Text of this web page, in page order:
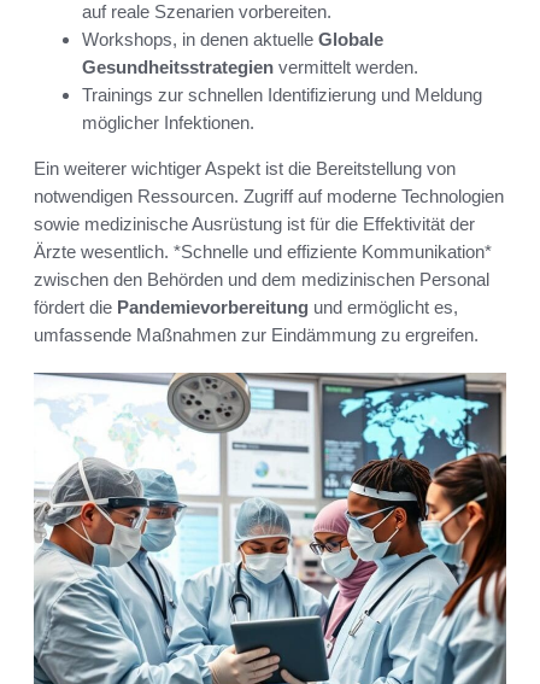
auf reale Szenarien vorbereiten.
Workshops, in denen aktuelle Globale
Gesundheitsstrategien vermittelt werden.
Trainings zur schnellen Identifizierung und Meldung
möglicher Infektionen.
Ein weiterer wichtiger Aspekt ist die Bereitstellung von
notwendigen Ressourcen. Zugriff auf moderne Technologien
sowie medizinische Ausrüstung ist für die Effektivität der
Ärzte wesentlich. *Schnelle und effiziente Kommunikation*
zwischen den Behörden und dem medizinischen Personal
fördert die Pandemievorbereitung und ermöglicht es,
umfassende Maßnahmen zur Eindämmung zu ergreifen.